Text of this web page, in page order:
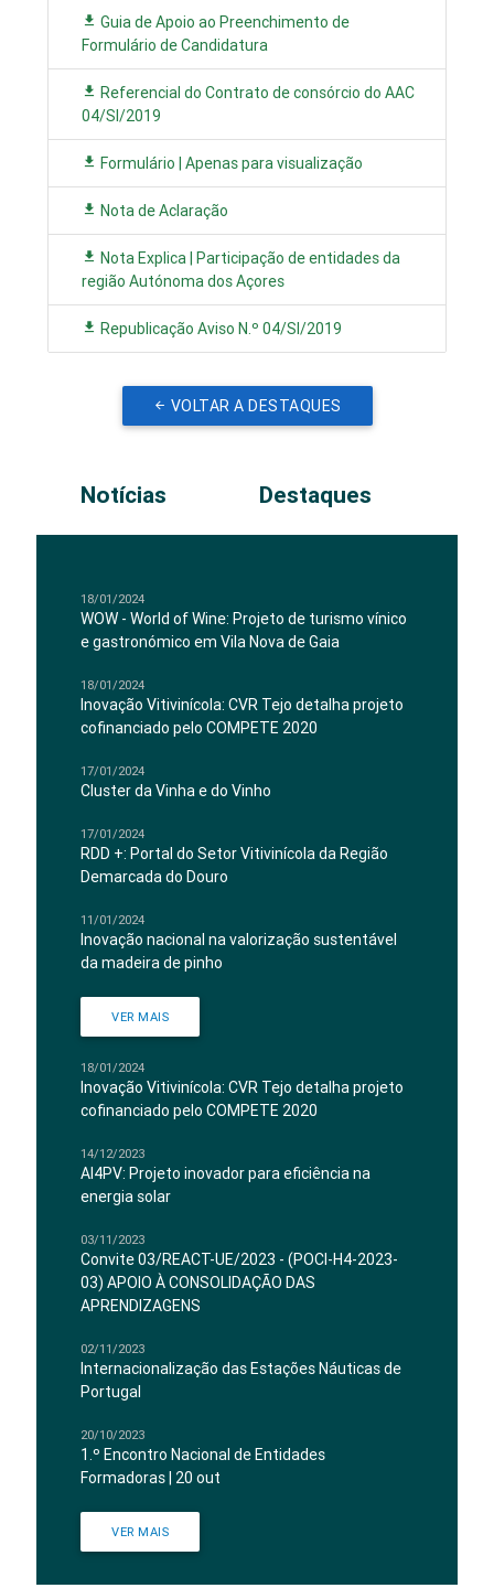
Guia de Apoio ao Preenchimento de
Formulário de Candidatura
Referencial do Contrato de consórcio do AAC
04/SI/2019
Formulário | Apenas para visualização
Nota de Aclaração
Nota Explica | Participação de entidades da
região Autónoma dos Açores
Republicação Aviso N.º 04/SI/2019
VOLTAR A DESTAQUES
Notícias Destaques
18/01/2024
WOW - World of Wine: Projeto de turismo vínico
e gastronómico em Vila Nova de Gaia
18/01/2024
Inovação Vitivinícola: CVR Tejo detalha projeto
cofinanciado pelo COMPETE 2020
17/01/2024
Cluster da Vinha e do Vinho
17/01/2024
RDD +: Portal do Setor Vitivinícola da Região
Demarcada do Douro
11/01/2024
Inovação nacional na valorização sustentável
da madeira de pinho
VER MAIS
18/01/2024
Inovação Vitivinícola: CVR Tejo detalha projeto
cofinanciado pelo COMPETE 2020
14/12/2023
AI4PV: Projeto inovador para eficiência na
energia solar
03/11/2023
Convite 03/REACT-UE/2023 - (POCI-H4-2023-
03) APOIO À CONSOLIDAÇÃO DAS
APRENDIZAGENS
02/11/2023
Internacionalização das Estações Náuticas de
Portugal
20/10/2023
1.º Encontro Nacional de Entidades
Formadoras | 20 out
VER MAIS